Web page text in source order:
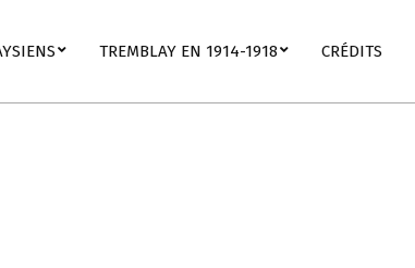
TREMBLAY EN 1914-1918 CRÉDITS